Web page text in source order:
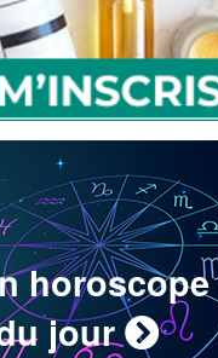
horoscope
jour